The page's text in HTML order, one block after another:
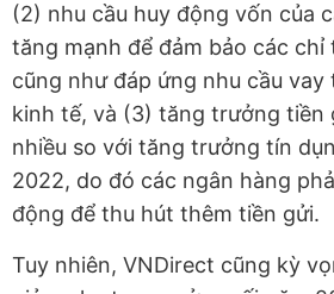
(2) nhu cầu huy động vốn của
tăng mạnh để đảm bảo các chỉ
cũng như đáp ứng nhu cầu vay
kinh tế, và (3) tăng trưởng tiền
nhiều so với tăng trưởng tín
2022, do đó các ngân hàng
động để thu hút thêm tiền gửi.
Tuy nhiên, VNDirect cũng kỳ